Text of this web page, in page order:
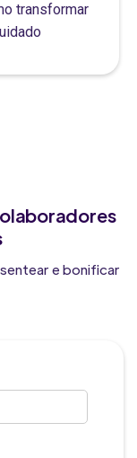
transformar
e bonificar